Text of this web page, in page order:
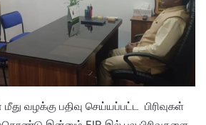
வழக்கு பதிவு செய்யப்பட்ட பிரிவுகள்